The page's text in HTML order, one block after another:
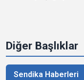
Diğer Başlıklar
Sendika Haberleri